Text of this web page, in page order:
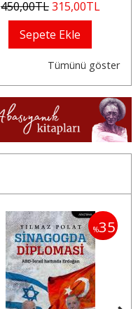
450,00TL315,00TL
Sepete Ekle
Tümünü göster
%35